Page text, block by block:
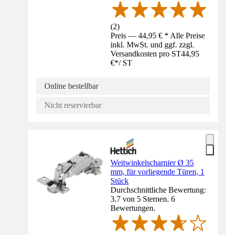
(2)
Preis — 44,95 € * Alle Preise
inkl. MwSt. und ggf. zzgl.
Versandkosten pro ST44,95
€*/ ST
Online bestellbar
Nicht reservierbar
Weitwinkelscharnier Ø 35
mm, für vorliegende Türen, 1
Stück
Durchschnittliche Bewertung:
3.7 von 5 Sternen. 6
Bewertungen.